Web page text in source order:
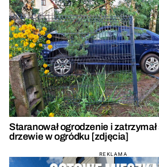
Staranował ogrodzenie i zatrzymał
drzewie w ogródku [zdjęcia]
REKLAMA